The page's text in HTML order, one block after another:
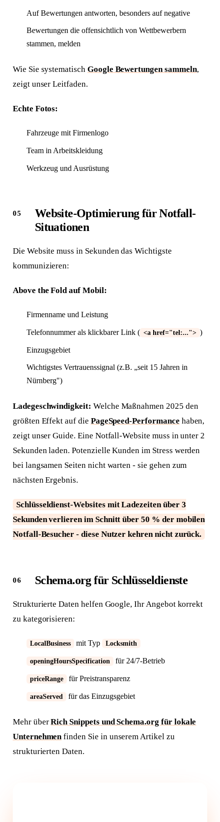
Auf Bewertungen antworten, besonders auf negative
Bewertungen die offensichtlich von Wettbewerbern
stammen, melden
Wie Sie systematisch Google Bewertungen sammeln,
zeigt unser Leitfaden.
Echte Fotos:
Fahrzeuge mit Firmenlogo
Team in Arbeitskleidung
Werkzeug und Ausrüstung
Website-Optimierung für Notfall-
Situationen
Die Website muss in Sekunden das Wichtigste
kommunizieren:
Above the Fold auf Mobil:
Firmenname und Leistung
Telefonnummer als klickbarer Link ( <a href="tel:..."> )
Einzugsgebiet
Wichtigstes Vertrauenssignal (z.B. „seit 15 Jahren in
Nürnberg")
Ladegeschwindigkeit: Welche Maßnahmen 2025 den
größten Effekt auf die PageSpeed-Performance haben,
zeigt unser Guide. Eine Notfall-Website muss in unter 2
Sekunden laden. Potenzielle Kunden im Stress werden
bei langsamen Seiten nicht warten - sie gehen zum
nächsten Ergebnis.
Schlüsseldienst-Websites mit Ladezeiten über 3
Sekunden verlieren im Schnitt über 50 % der mobilen
Notfall-Besucher - diese Nutzer kehren nicht zurück.
Schema.org für Schlüsseldienste
Strukturierte Daten helfen Google, Ihr Angebot korrekt
zu kategorisieren:
LocalBusiness mit Typ Locksmith
openingHoursSpecification für 24/7-Betrieb
priceRange für Preistransparenz
areaServed für das Einzugsgebiet
Mehr überRich Snippets und Schema.org für lokale
Unternehmen finden Sie in unserem Artikel zu
strukturierten Daten.